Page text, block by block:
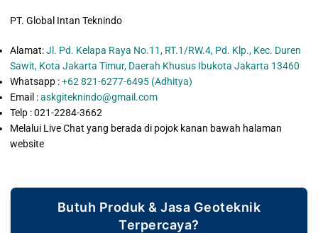
PT. Global Intan Teknindo
Alamat:Jl. Pd. Kelapa Raya No.11, RT.1/RW.4, Pd. Klp., Kec. Duren
Sawit, Kota Jakarta Timur, Daerah Khusus Ibukota Jakarta 13460
Whatsapp :+62 821-6277-6495 (Adhitya)
Email :askgiteknindo@gmail.com
Telp : 021-2284-3662
Melalui Live Chat yang berada di pojok kanan bawah halaman
website
Butuh Produk & Jasa Geoteknik
Terpercaya?